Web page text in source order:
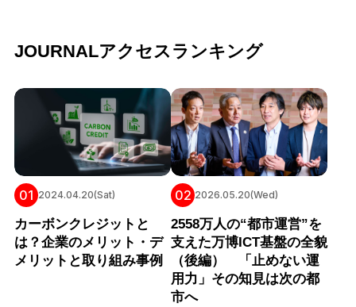
JOURNALアクセスランキング
01 2024.04.20(Sat)
カーボンクレジットと
は？企業のメリット・デ
メリットと取り組み事例
02 2026.05.20(Wed)
2558万人の“都市運営”を
支えた万博ICT基盤の全貌
（後編） 「止めない運
用力」その知見は次の都
市へ